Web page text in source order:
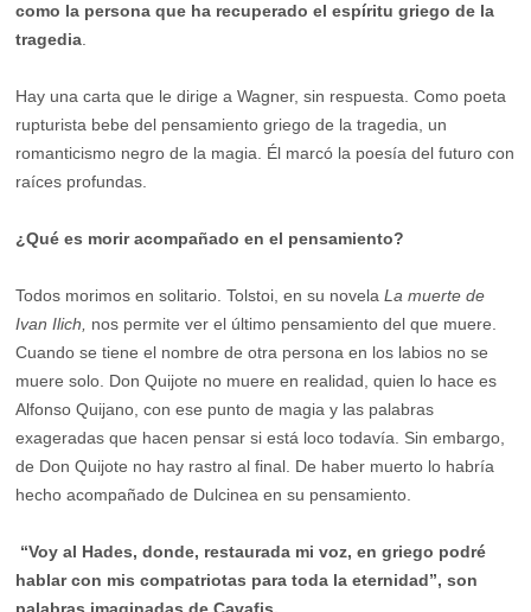
como la persona que ha recuperado el espíritu griego de la
tragedia.
Hay una carta que le dirige a Wagner, sin respuesta. Como poeta
rupturista bebe del pensamiento griego de la tragedia, un
romanticismo negro de la magia. Él marcó la poesía del futuro con
raíces profundas.
¿Qué es morir acompañado en el pensamiento?
Todos morimos en solitario. Tolstoi, en su novelaLa muerte de
Ivan Ilich, nos permite ver el último pensamiento del que muere.
Cuando se tiene el nombre de otra persona en los labios no se
muere solo. Don Quijote no muere en realidad, quien lo hace es
Alfonso Quijano, con ese punto de magia y las palabras
exageradas que hacen pensar si está loco todavía. Sin embargo,
de Don Quijote no hay rastro al final. De haber muerto lo habría
hecho acompañado de Dulcinea en su pensamiento.
“Voy al Hades, donde, restaurada mi voz, en griego podré
hablar con mis compatriotas para toda la eternidad”, son